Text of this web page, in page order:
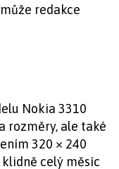
redakce
Nokia 3310
rozměry, ale také
320 × 240
celý měsíc